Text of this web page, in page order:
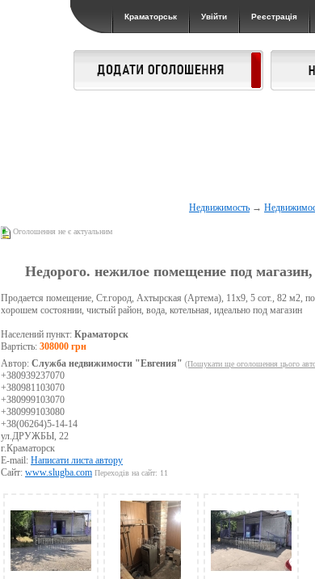
Краматорськ Увійти Реєстрація
Недвижимость →
Оголошення не є актуальним
Недорого. нежилое помещение под
Продается помещение, Ст.город, Ахтырская (Артема), 11х9, 5 сот., 82 м2,
хорошем состоянии, чистый район, вода, котельная, идеально под магазин
Населений пункт: Краматорск
Вартість: 308000 грн
Автор: Служба недвижимости "Евгения" (Пошукати ще оголошення цього
+380939237070
+380981103070
+380999103070
+380999103080
+38(06264)5-14-14
ул.ДРУЖБЫ, 22
г.Краматорск
E-mail: Написати листа автору
Сайт: www.slugba.com Переходів на сайт: 11